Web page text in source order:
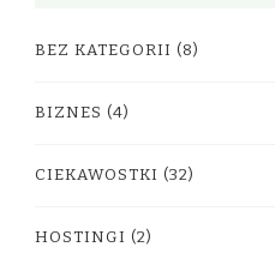
BEZ KATEGORII (8)
BIZNES (4)
CIEKAWOSTKI (32)
HOSTINGI (2)